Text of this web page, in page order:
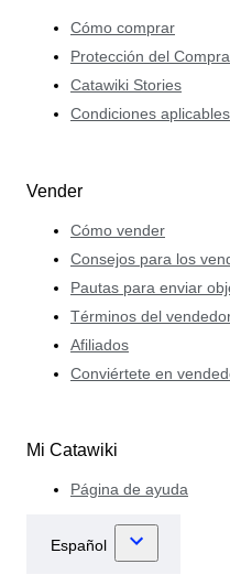
Cómo comprar
Protección del
Catawiki Stories
Condiciones
Vender
Cómo vender
Consejos para los
Pautas para enviar
Términos del
Afiliados
Conviértete en
Mi Catawiki
Página de ayuda